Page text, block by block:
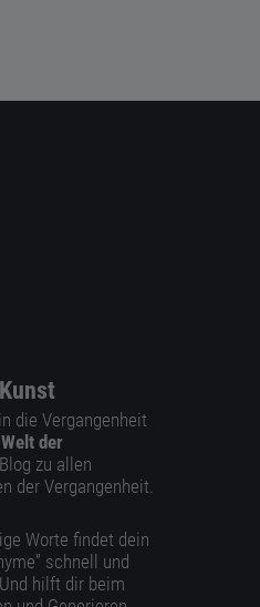
die Vergangenheit
Welt der
zu allen
der Vergangenheit.
Worte findet dein
schnell und
hilft dir beim